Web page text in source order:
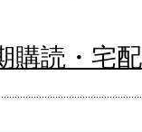
購読・宅